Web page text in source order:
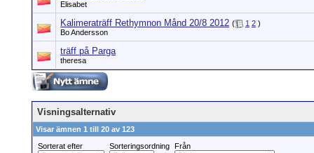
Elisabet
Kalimeraträff Rethymnon Månd 20/8 2012 ( 1 2 )
Bo Andersson
träff på Parga
theresa
Visningsalternativ
Visar ämnen 1 till 20 av 123
Sorterat efter
Sorteringsordning Från